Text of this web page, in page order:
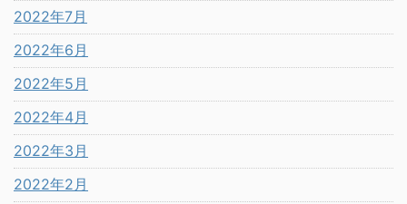
2022年7月
2022年6月
2022年5月
2022年4月
2022年3月
2022年2月